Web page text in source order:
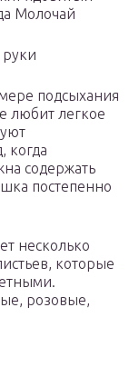
Молочай
подсыхания
любит легкое
когда
содержать
постепенно
несколько
которые
розовые,